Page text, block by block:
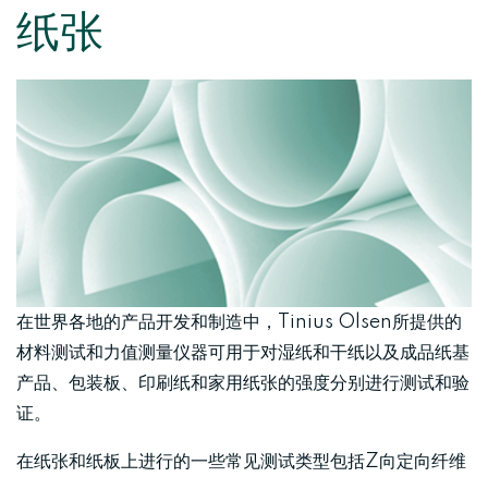
纸张
在世界各地的产品开发和制造中，Tinius Olsen所提供的
材料测试和力值测量仪器可用于对湿纸和干纸以及成品纸基
产品、包装板、印刷纸和家用纸张的强度分别进行测试和验
证。
在纸张和纸板上进行的一些常见测试类型包括Z向定向纤维